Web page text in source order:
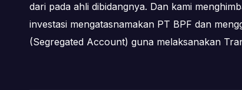
dari pada ahli dibidangnya. Dan kami
investasi mengatasnamakan PT BPF dan
(Segregated Account) guna melaksanakan